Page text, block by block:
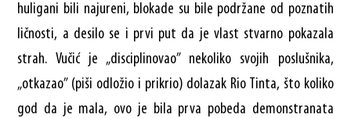
huligani bili najureni, blokade su bile podržane od poznatih
ličnosti, a desilo se i prvi put da je vlast stvarno pokazala
strah. Vučić je „disciplinovao” nekoliko svojih poslušnika,
„otkazao” (piši odložio i prikrio) dolazak Rio Tinta, što koliko
god da je mala, ovo je bila prva pobeda demonstranata